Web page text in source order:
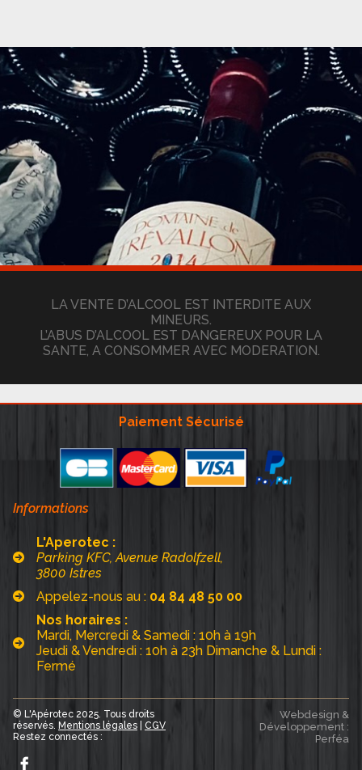
LA VENTE D’ALCOOL EST INTERDITE AUX
MINEURS.
L’ABUS D’ALCOOL EST DANGEREUX POUR LA
SANTE, A CONSOMMER AVEC MODERATION.
Paiement Sécurisé
Informations
L'Aperotec :
Parking KFC, Avenue Radolfzell,
3800 Istres
Appelez-nous au : 04 84 48 50 00
Nos horaires :
Mardi, Mercredi & Samedi : 10h à 19h
Jeudi & Vendredi : 10h à 23h Dimanche & Lundi :
Fermé
© L'Apérotec 2025. Tous droits
réservés. Mentions légales
CGV
Restez connectés :
Webdesign &
Développement :
Perféa